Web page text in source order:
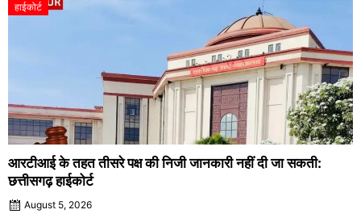
हाईकोर्ट
आरटीआई के तहत तीसरे पक्ष की निजी जानकारी नहीं दी जा सकती:
छत्तीसगढ़ हाईकोर्ट
August 5, 2026